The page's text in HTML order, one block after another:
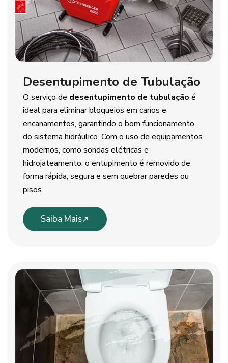
Desentupimento de Tubulação
O serviço de desentupimento de tubulação é
ideal para eliminar bloqueios em canos e
encanamentos, garantindo o bom funcionamento
do sistema hidráulico. Com o uso de equipamentos
modernos, como sondas elétricas e
hidrojateamento, o entupimento é removido de
forma rápida, segura e sem quebrar paredes ou
pisos.
Saiba Mais